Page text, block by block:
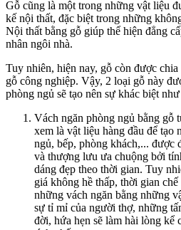
Gỗ cũng là một trong những vật liệu
kế nội thất, đặc biệt trong những
Nội thất bằng gỗ giúp thể hiện đẳng
nhân ngôi nhà.
Tuy nhiên, hiện nay, gỗ còn được
gỗ công nghiệp. Vậy, 2 loại gỗ này
phòng ngủ sẽ tạo nên sự khác biệt
Vách ngăn phòng ngủ bằng gỗ
xem là vật liệu hàng đầu để tạo
ngủ, bếp, phòng khách,... được
và thượng lưu ưa chuộng bởi
dáng đẹp theo thời gian. Tuy
giá không hề thấp, thời gian
những vách ngăn bằng những
sự tỉ mỉ của người thợ, những
đời, hứa hẹn sẽ làm hài lòng kể